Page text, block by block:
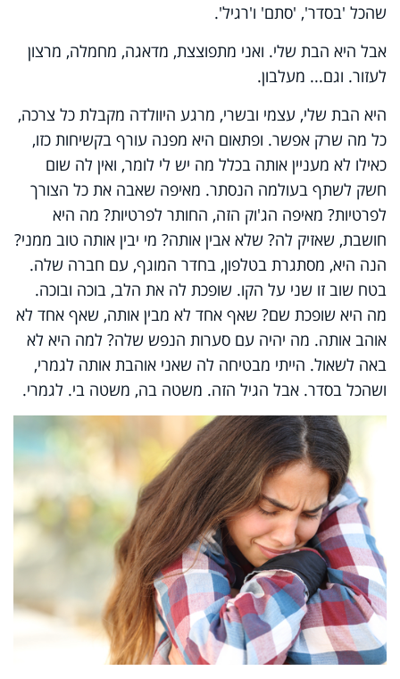
שהכל 'בסדר', 'סתם' ו'רגיל'.
אבל היא הבת שלי. ואני מתפוצצת, מדאגה, מחמלה, מרצון
לעזור. וגם... מעלבון.
היא הבת שלי, עצמי ובשרי, מרגע היוולדה מקבלת כל צרכה,
כל מה שרק אפשר. ופתאום היא מפנה עורף בקשיחות כזו,
כאילו לא מעניין אותה בכלל מה יש לי לומר, ואין לה שום
חשק לשתף בעולמה הנסתר. מאיפה שאבה את כל הצורך
לפרטיות? מאיפה הג'וק הזה, החותר לפרטיות? מה היא
חושבת, שאזיק לה? שלא אבין אותה? מי יבין אותה טוב ממני?
הנה היא, מסתגרת בטלפון, בחדר המוגף, עם חברה שלה.
בטח שוב זו שני על הקו. שופכת לה את הלב, בוכה ובוכה.
מה היא שופכת שם? שאף אחד לא מבין אותה, שאף אחד לא
אוהב אותה. מה יהיה עם סערות הנפש שלה? למה היא לא
באה לשאול. הייתי מבטיחה לה שאני אוהבת אותה לגמרי,
ושהכל בסדר. אבל הגיל הזה. משטה בה, משטה בי. לגמרי.